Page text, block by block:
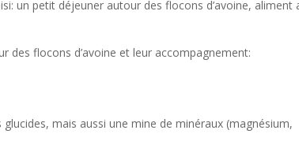
un petit déjeuner autour des flocons d’avoine, aliment
des flocons d’avoine et leur accompagnement:
mais aussi une mine de minéraux (magnésium,